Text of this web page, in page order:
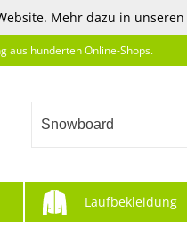
Mehr dazu in unseren
aus hunderten Online-Shops.
Snowboard
Laufbekleidung